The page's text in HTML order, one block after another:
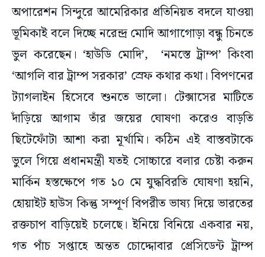
ভূমিকাই বলে দিচ্ছে নরেন্দ্র মোদি আগাগোড়া বন্ধু চিনতে
ভুল করেছেন। ‘হাউডি মোদি’, ‘নমস্তে ট্রাম্প’ কিংবা
‘আগলি বার ট্রাম্প সরকার’ স্রেফ কথার কথা। বিপণনের
ট্যাগলাইন হিসেবে শুনতে ভালো। টেক্সাসের মাটিতে
দাঁড়িয়ে আগাম তাঁর জয়ের ঘোষণা করেও বাড়তি
ছিটেফোঁটা আশা করা মূর্খামি। কঠিন এই বাস্তবটাকে
ভুলে গিয়ে প্রধানমন্ত্রী যতই সোচ্চারে বলার চেষ্টা করুন
মার্কিন হস্তক্ষেপে গত ১০ মে যুদ্ধবিরতি ঘোষণা হয়নি,
হোয়াইট হাউস কিন্তু সম্পূর্ণ বিপরীত ভাষ্য দিয়ে ভারতের
রক্তচাপ বাড়িয়েই চলেছে। ইনিয়ে বিনিয়ে একবার নয়,
গত পাঁচ সপ্তাহে অন্তত চোদ্দোবার প্রেসিডেন্ট ট্রাম্প
ভারত পাক উত্তেজনা থামাতে তাঁর সাফল্যের কথা জাহির